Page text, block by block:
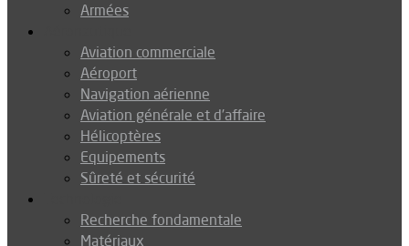
Armées
Aviation commerciale
Aéroport
Navigation aérienne
Aviation générale et d’affaire
Hélicoptères
Equipements
Sûreté et sécurité
Recherche fondamentale
Matériaux